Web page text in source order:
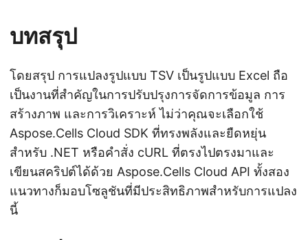
บทสรุป
โดยสรุป การแปลงรูปแบบ TSV เป็นรูปแบบ Excel ถือ
เป็นงานที่สำคัญในการปรับปรุงการจัดการข้อมูล การ
สร้างภาพ และการวิเคราะห์ ไม่ว่าคุณจะเลือกใช้
Aspose.Cells Cloud SDK ที่ทรงพลังและยืดหยุ่น
สำหรับ .NET หรือคำสั่ง cURL ที่ตรงไปตรงมาและ
เขียนสคริปต์ได้ด้วย Aspose.Cells Cloud API ทั้งสอง
แนวทางก็มอบโซลูชันที่มีประสิทธิภาพสำหรับการแปลง
นี้